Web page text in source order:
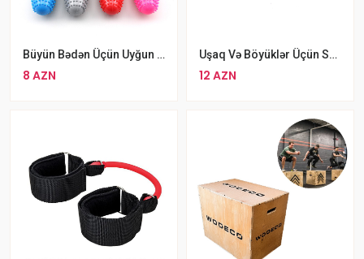
Büyün Bədən Üçün Uyğun Tikanlı Masaj Topu Zeytun Formalı Masaj Topu
8 AZN
Uşaq Və Böyüklər Üçün SWEAT Kauçuk Örtüklü Qantel Dəsti 2x 1kq Toplam Ağırlıq 2kq
12 AZN